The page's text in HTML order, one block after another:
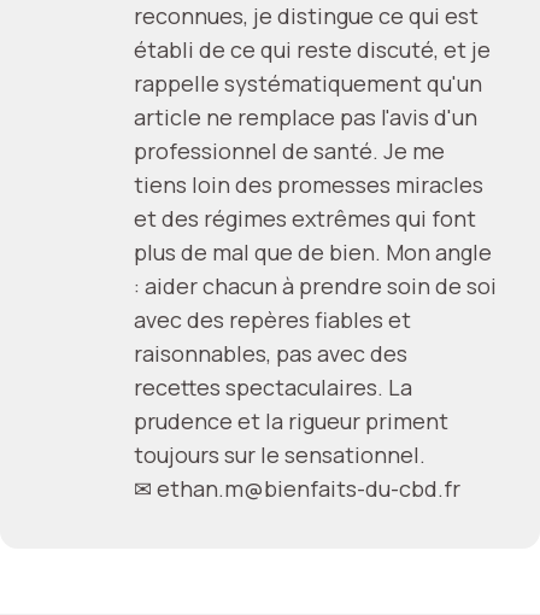
reconnues, je distingue ce qui est
établi de ce qui reste discuté, et je
rappelle systématiquement qu'un
article ne remplace pas l'avis d'un
professionnel de santé. Je me
tiens loin des promesses miracles
et des régimes extrêmes qui font
plus de mal que de bien. Mon angle
: aider chacun à prendre soin de soi
avec des repères fiables et
raisonnables, pas avec des
recettes spectaculaires. La
prudence et la rigueur priment
toujours sur le sensationnel.
✉ ethan.m@bienfaits-du-cbd.fr